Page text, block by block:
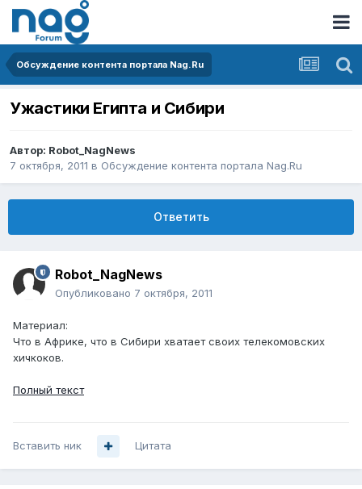
Обсуждение контента портала Nag.Ru
Ужастики Египта и Сибири
Автор: Robot_NagNews
7 октября, 2011 в Обсуждение контента портала Nag.Ru
Ответить
Robot_NagNews
Опубликовано 7 октября, 2011
Материал:
Что в Африке, что в Сибири хватает своих телекомовских
хичкоков.
Полный текст
Вставить ник Цитата